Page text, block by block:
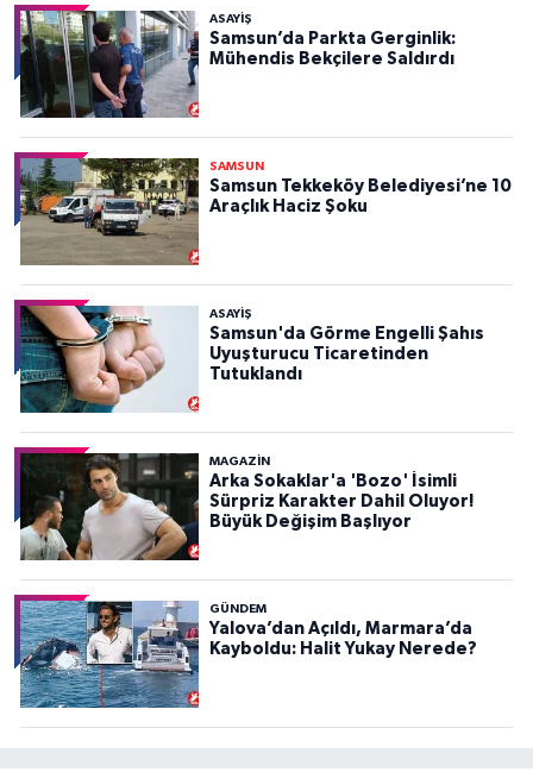
ASAYIŞ
Samsun’da Parkta Gerginlik:
Mühendis Bekçilere Saldırdı
SAMSUN
Samsun Tekkeköy Belediyesi’ne 10
Araçlık Haciz Şoku
ASAYIŞ
Samsun'da Görme Engelli Şahıs
Uyuşturucu Ticaretinden
Tutuklandı
MAGAZİN
Arka Sokaklar'a 'Bozo' İsimli
Sürpriz Karakter Dahil Oluyor!
Büyük Değişim Başlıyor
GÜNDEM
Yalova’dan Açıldı, Marmara’da
Kayboldu: Halit Yukay Nerede?